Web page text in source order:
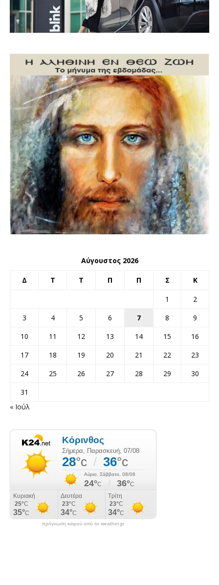
Αύγουστος 2026
Δ Τ Τ Π Π Σ Κ
1
2
3
4 5 6 7 8
9
10
11 12 13 14 15
16
17
18 19 20 21 22
23
24
25 26 27 28 29
30
31
« Ιούλ
πρόγνωση καιρού από το weather.gr